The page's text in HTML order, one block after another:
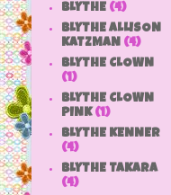
BLYTHE (4)
BLYTHE ALLISON
KATZMAN (4)
BLYTHE CLOWN
(1)
BLYTHE CLOWN
PINK (1)
BLYTHE KENNER
(4)
BLYTHE TAKARA
(4)